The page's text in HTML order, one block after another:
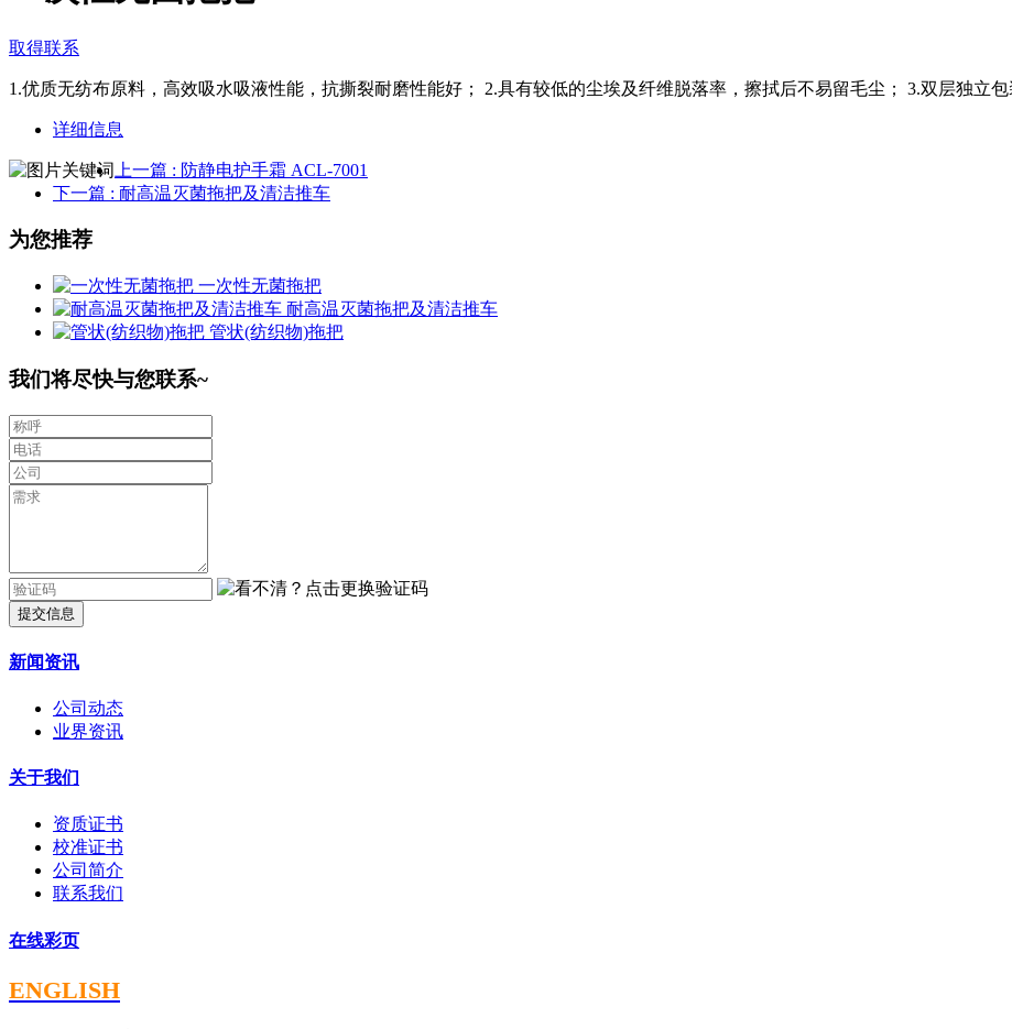
取得联系
1.优质无纺布原料，高效吸水吸液性能，抗撕裂耐磨性能好； 2.具有较低的尘埃及纤维脱落率，擦拭后不易留毛尘； 3.双层独立
详细信息
上一篇 : 防静电护手霜 ACL-7001
下一篇 : 耐高温灭菌拖把及清洁推车
为您推荐
一次性无菌拖把
耐高温灭菌拖把及清洁推车
管状(纺织物)拖把
我们将尽快与您联系~
提交信息
新闻资讯
公司动态
业界资讯
关于我们
资质证书
校准证书
公司简介
联系我们
在线彩页
ENGLISH